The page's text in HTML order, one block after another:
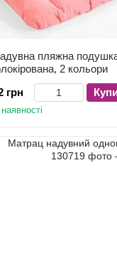
пляжна
2 кольори
грн